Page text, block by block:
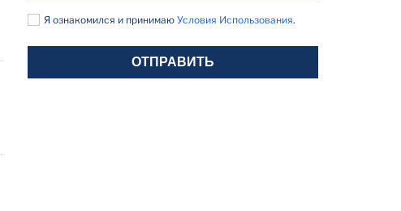
Я ознакомился и принимаюУсловия Использования.
ОТПРАВИТЬ